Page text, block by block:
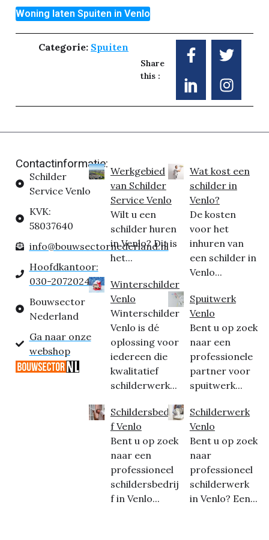
Woning laten Spuiten in Venlo
Categorie: Spuiten
Share
this :
Contactinformatie:
Schilder
Service Venlo
KVK:
58037640
info@bouwsectornederland.nl
Hoofdkantoor:
030-2072024
Bouwsector
Nederland
Ga naar onze
webshop
Werkgebied
van Schilder
Service Venlo
Wilt u een
schilder huren
in Venlo? Dit is
het...
Winterschilder
Venlo
Winterschilder
Venlo is dé
oplossing voor
iedereen die
kwalitatief
schilderwerk...
Schildersbedrij
f Venlo
Bent u op zoek
naar een
professioneel
schildersbedrij
f in Venlo...
Wat kost een
schilder in
Venlo?
De kosten
voor het
inhuren van
een schilder in
Venlo...
Spuitwerk
Venlo
Bent u op zoek
naar een
professionele
partner voor
spuitwerk...
Schilderwerk
Venlo
Bent u op zoek
naar
professioneel
schilderwerk
in Venlo? Een...